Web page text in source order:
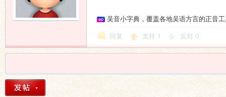
吴音小字典，覆盖各地吴语方言的正音
回复 支持 1 反对 0